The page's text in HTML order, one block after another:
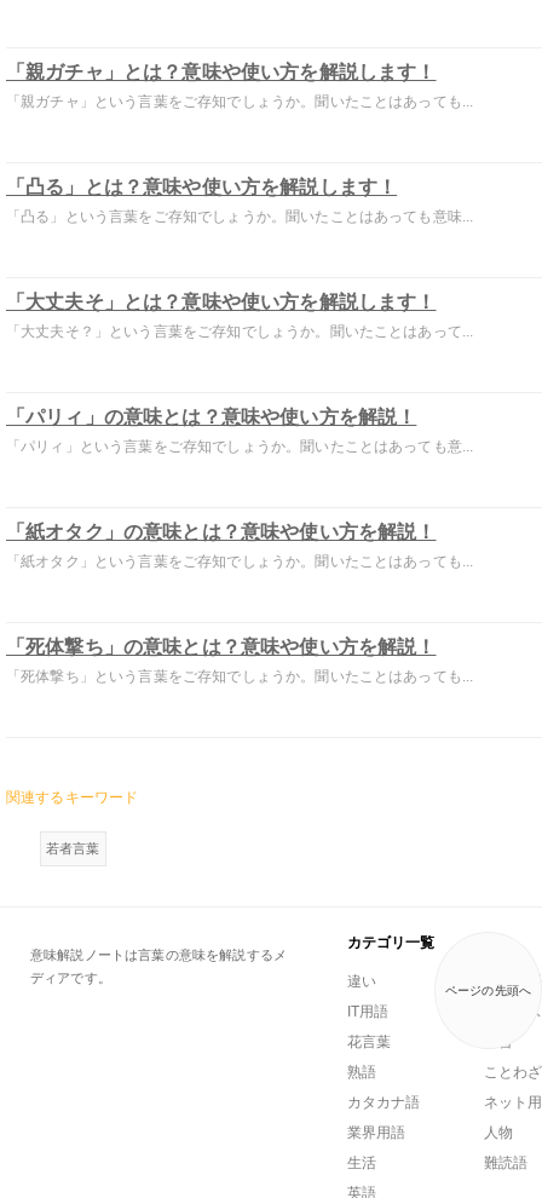
「親ガチャ」とは？意味や使い方を解説します！
「親ガチャ」という言葉をご存知でしょうか。聞いたことはあっても...
「凸る」とは？意味や使い方を解説します！
「凸る」という言葉をご存知でしょうか。聞いたことはあっても意味...
「大丈夫そ」とは？意味や使い方を解説します！
「大丈夫そ？」という言葉をご存知でしょうか。聞いたことはあって...
「パリィ」の意味とは？意味や使い方を解説！
「パリィ」という言葉をご存知でしょうか。聞いたことはあっても意...
「紙オタク」の意味とは？意味や使い方を解説！
「紙オタク」という言葉をご存知でしょうか。聞いたことはあっても...
「死体撃ち」の意味とは？意味や使い方を解説！
「死体撃ち」という言葉をご存知でしょうか。聞いたことはあっても...
関連するキーワード
若者言葉
ページの先頭へ
意味解説ノートは言葉の意味を解説するメ
ディアです。
カテゴリ一覧
違い
一般用語
IT用語
ビジネ
花言葉
方言
熟語
ことわ
カタカナ語
ネット
業界用語
人物
生活
難読語
英語